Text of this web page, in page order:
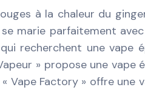
à la chaleur du
marie parfaitement avec
recherchent une vape
» propose une vape
Vape Factory » offre une